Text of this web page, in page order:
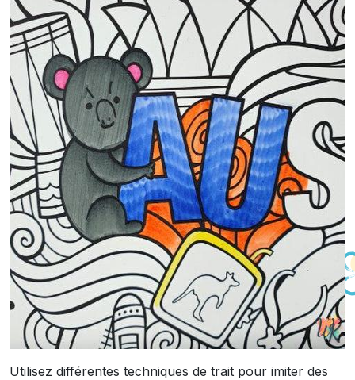
Utilisez différentes techniques de trait pour imiter des